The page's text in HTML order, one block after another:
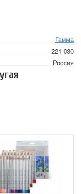
Гамма
221 030
Россия